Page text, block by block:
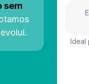
sem
Ideal